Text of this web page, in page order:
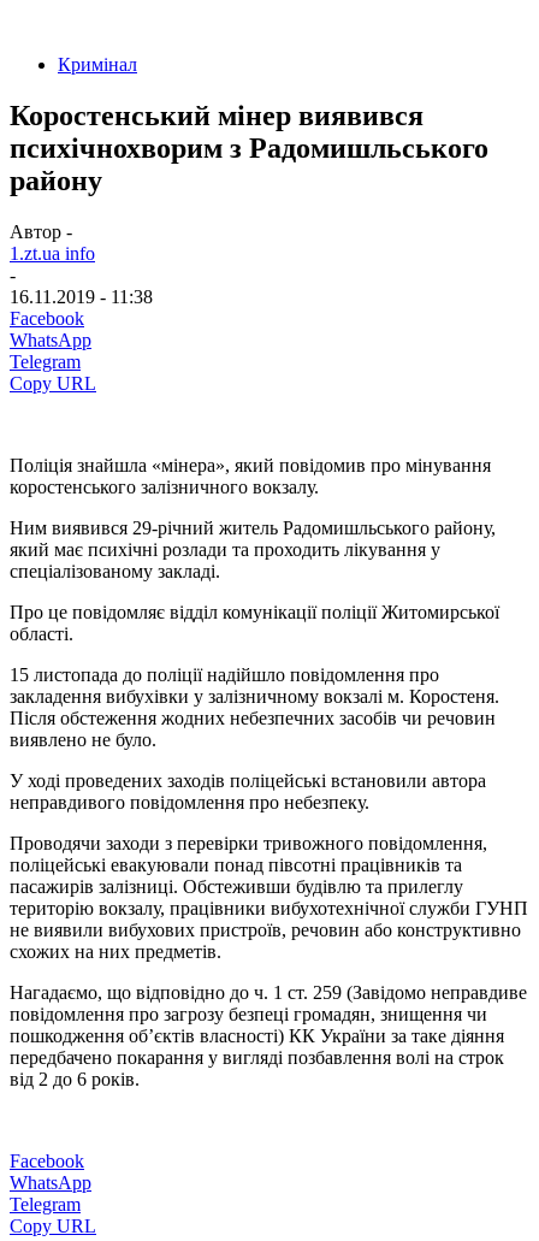
Кримінал
Коростенський мінер виявився
психічнохворим з Радомишльського
району
Автор -
1.zt.ua info
-
16.11.2019 - 11:38
Facebook
WhatsApp
Telegram
Copy URL
Поліція знайшла «мінера», який повідомив про мінування
коростенського залізничного вокзалу.
Ним виявився 29-річний житель Радомишльського району,
який має психічні розлади та проходить лікування у
спеціалізованому закладі.
Про це повідомляє відділ комунікації поліції Житомирської
області.
15 листопада до поліції надійшло повідомлення про
закладення вибухівки у залізничному вокзалі м. Коростеня.
Після обстеження жодних небезпечних засобів чи речовин
виявлено не було.
У ході проведених заходів поліцейські встановили автора
неправдивого повідомлення про небезпеку.
Проводячи заходи з перевірки тривожного повідомлення,
поліцейські евакуювали понад півсотні працівників та
пасажирів залізниці. Обстеживши будівлю та прилеглу
територію вокзалу, працівники вибухотехнічної служби ГУНП
не виявили вибухових пристроїв, речовин або конструктивно
схожих на них предметів.
Нагадаємо, що відповідно до ч. 1 ст. 259 (Завідомо неправдиве
повідомлення про загрозу безпеці громадян, знищення чи
пошкодження об’єктів власності) КК України за таке діяння
передбачено покарання у вигляді позбавлення волі на строк
від 2 до 6 років.
Facebook
WhatsApp
Telegram
Copy URL